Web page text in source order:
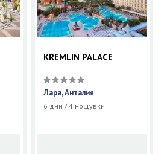
KREMLIN PALACE
Лара, Анталия
6 дни / 4 нощувки